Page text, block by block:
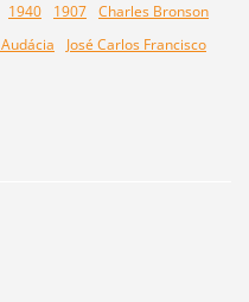
1940 1907 Charles Bronson
José Carlos Francisco